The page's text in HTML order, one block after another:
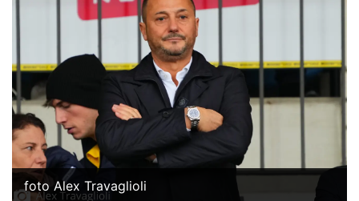
foto Alex Travaglioli